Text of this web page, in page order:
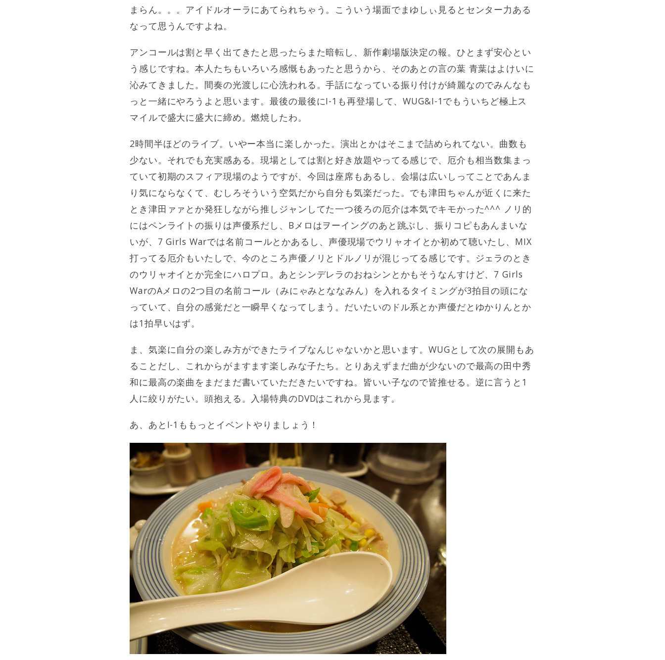
まらん。。。アイドルオーラにあてられちゃう。こういう場面でまゆしぃ見るとセンター力ある
なって思うんですよね。
アンコールは割と早く出てきたと思ったらまた暗転し、新作劇場版決定の報。ひとまず安心とい
う感じですね。本人たちもいろいろ感慨もあったと思うから、そのあとの言の葉 青葉はよけいに
沁みてきました。間奏の光渡しに心洗われる。手話になっている振り付けが綺麗なのでみんなも
っと一緒にやろうよと思います。最後の最後にI-1も再登場して、WUG&I-1でもういちど極上ス
マイルで盛大に盛大に締め。燃焼したわ。
2時間半ほどのライブ。いやー本当に楽しかった。演出とかはそこまで詰められてない。曲数も
少ない。それでも充実感ある。現場としては割と好き放題やってる感じで、厄介も相当数集まっ
ていて初期のスフィア現場のようですが、今回は座席もあるし、会場は広いしってことであんま
り気にならなくて、むしろそういう空気だから自分も気楽だった。でも津田ちゃんが近くに来た
とき津田ァァとか発狂しながら推しジャンしてた一つ後ろの厄介は本気でキモかった^^^ ノリ的
にはペンライトの振りは声優系だし、Bメロはヲーイングのあと跳ぶし、振りコピもあんまいな
いが、7 Girls Warでは名前コールとかあるし、声優現場でウリャオイとか初めて聴いたし、MIX
打ってる厄介もいたしで、今のところ声優ノリとドルノリが混じってる感じです。ジェラのとき
のウリャオイとか完全にハロプロ。あとシンデレラのおねシンとかもそうなんすけど、7 Girls
WarのAメロの2つ目の名前コール（みにゃみとななみん）を入れるタイミングが3拍目の頭にな
っていて、自分の感覚だと一瞬早くなってしまう。だいたいのドル系とか声優だとゆかりんとか
は1拍早いはず。
ま、気楽に自分の楽しみ方ができたライブなんじゃないかと思います。WUGとして次の展開もあ
ることだし、これからがますます楽しみな子たち。とりあえずまだ曲が少ないので最高の田中秀
和に最高の楽曲をまだまだ書いていただきたいですね。皆いい子なので皆推せる。逆に言うと1
人に絞りがたい。頭抱える。入場特典のDVDはこれから見ます。
あ、あとI-1ももっとイベントやりましょう！